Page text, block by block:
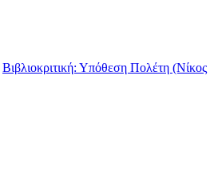
Βιβλιοκριτική: Υπόθεση Πολέτη (Νίκος